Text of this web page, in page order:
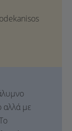
αλλά με